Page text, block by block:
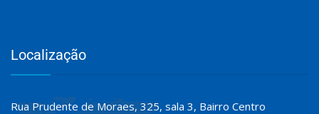
Localização
Rua Prudente de Moraes, 325, sala 3, Bairro Centro